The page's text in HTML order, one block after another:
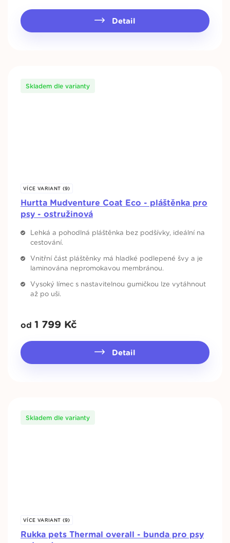
Detail
VÍCE VARIANT (9)
Hurtta Mudventure Coat Eco - pláštěnka pro
psy - ostružinová
Skladem dle varianty
Lehká a pohodlná pláštěnka bez podšívky, ideální na
cestování.
Vnitřní část pláštěnky má hladké podlepené švy a je
laminována nepromokavou membránou.
Vysoký límec s nastavitelnou gumičkou lze vytáhnout
až po uši.
od 1 799 Kč
Detail
VÍCE VARIANT (9)
Rukka pets Thermal overall - bunda pro psy
Skladem dle varianty